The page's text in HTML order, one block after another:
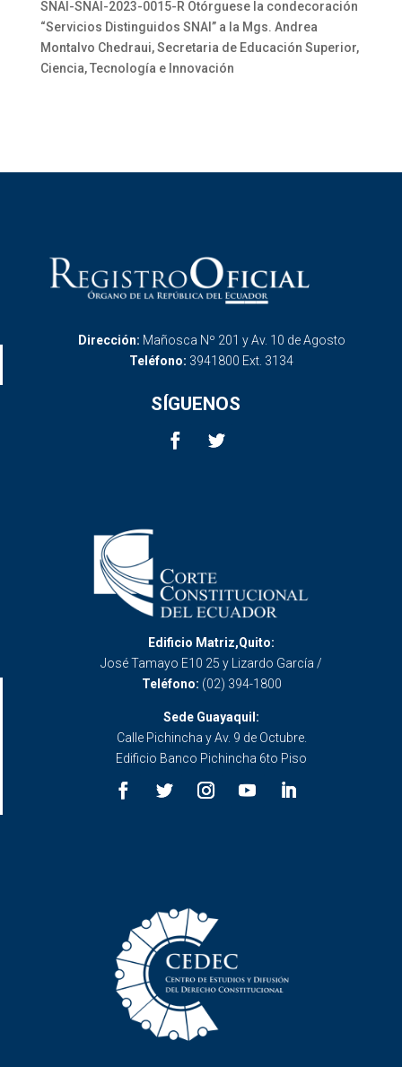
SNAI-SNAI-2023-0015-R Otórguese la condecoración
“Servicios Distinguidos SNAI” a la Mgs. Andrea
Montalvo Chedraui, Secretaria de Educación Superior,
Ciencia, Tecnología e Innovación
Dirección: Mañosca Nº 201 y Av. 10 de Agosto
Teléfono: 3941800 Ext. 3134
SÍGUENOS
Edificio Matriz,Quito:
José Tamayo E10 25 y Lizardo García /
Teléfono: (02) 394-1800
Sede Guayaquil:
Calle Pichincha y Av. 9 de Octubre.
Edificio Banco Pichincha 6to Piso